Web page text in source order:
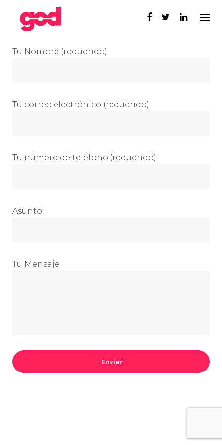
content
Tu Nombre (requerido)
Tu correo electrónico (requerido)
Tu número de teléfono (requerido)
Asunto
Tu Mensaje
Enviar